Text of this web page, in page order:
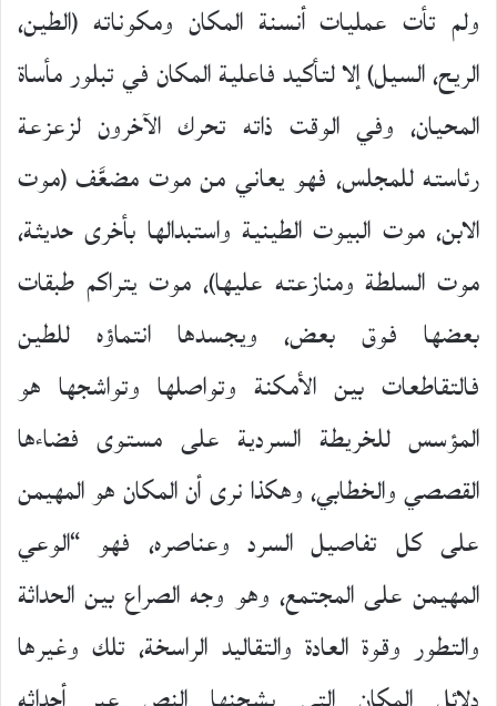
ولم تأت عمليات أنسنة المكان ومكوناته (الطين،
الريح، السيل) إلا لتأكيد فاعلية المكان في تبلور مأساة
المحيان، وفي الوقت ذاته تحرك الآخرون لزعزعة
رئاسته للمجلس، فهو يعاني من موت مضعَّف (موت
الابن، موت البيوت الطينية واستبدالها بأخرى حديثة،
موت السلطة ومنازعته عليها)، موت يتراكم طبقات
بعضها فوق بعض، ويجسدها انتماؤه للطين
فالتقاطعات بين الأمكنة وتواصلها وتواشجها هو
المؤسس للخريطة السردية على مستوى فضاءها
القصصي والخطابي، وهكذا نرى أن المكان هو المهيمن
على كل تفاصيل السرد وعناصره، فهو “الوعي
المهيمن على المجتمع، وهو وجه الصراع بين الحداثة
والتطور وقوة العادة والتقاليد الراسخة، تلك وغيرها